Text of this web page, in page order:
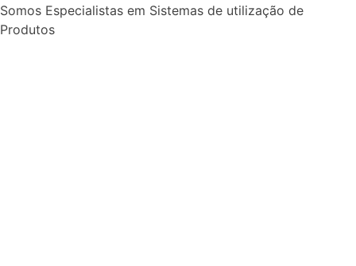
Somos Especialistas em Sistemas de utilização de
Produtos